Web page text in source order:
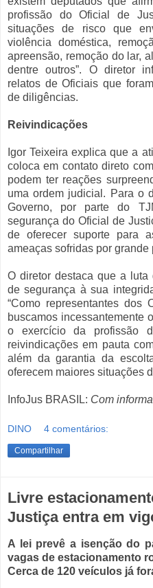
profissão do Oficial de
situações de risco que
violência doméstica,
apreensão, remoção do lar,
dentre outros”. O diretor
relatos de Oficiais que
de diligências.
Reivindicações
Igor Teixeira explica que a
coloca em contato direto
podem ter reações
uma ordem judicial. Para o
Governo, por parte do
segurança do Oficial de
de oferecer suporte para
ameaças sofridas por
O diretor destaca que a
de segurança à sua
“Como representantes dos
buscamos incessantemente
o exercício da profissão
reivindicações em pauta
além da garantia da
oferecem maiores situações
InfoJus BRASIL: Com
DINO 4 comentários:
Compartilhar
Livre
Justiça entra em
A lei prevê a isenção do
vagas de estacionamento
Cerca de 120 veículos já